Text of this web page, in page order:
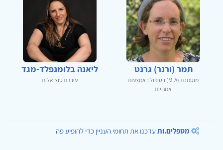
תמר (ורנר) גרנט
מוסמכת (M.A) בטיפול באמצעות
אמנויות
ליאנה בלומנפלד-מגד
עובדת סוציאלית
מטפלים.ותעדכנו את תחומי העניין כדי להופיע פה